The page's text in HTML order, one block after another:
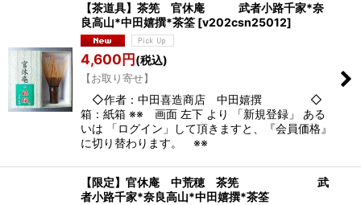
【茶道具】茶筅 官休庵 武者小路千家*奈
良高山*中田嬉撰*茶筌 [v202csn25012]
4,600円(税込)
【お取り寄せ】
◇作者：中田喜造商店 中田嬉撰 ◇
箱：紙箱 ※※ 画面 左下 より 「新規登録」 ある
いは 「ログイン」して頂きますと、『会員価格』
に切り替わります。 ※※
【限定】官休庵 中荒穂 茶筅 武
者小路千家*奈良高山*中田嬉撰*茶筌